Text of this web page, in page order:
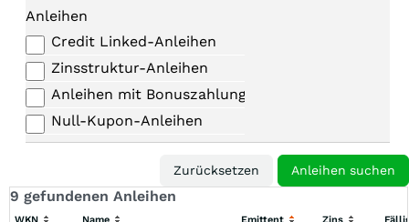
Anleihen
Credit Linked-Anleihen
Zinsstruktur-Anleihen
Anleihen mit Bonuszahlungen
Null-Kupon-Anleihen
9 gefundenen Anleihen